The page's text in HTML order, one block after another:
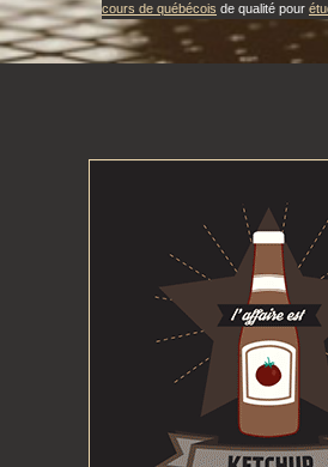
cours de québécois de qualité pour